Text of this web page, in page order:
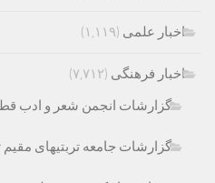
اخبار علمی (۱,۱۱۹)
اخبار فرهنگی (۷,۷۱۲)
گزارشات انجمن شعر و ادب
گزارشات جامعه تربتیهای مقیم